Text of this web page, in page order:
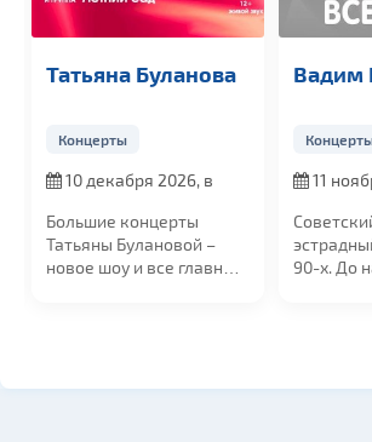
Татьяна Буланова
Концерты
10 декабря 2026, в
Большие концерты
Татьяны Булановой –
новое шоу и все главные
Вадим
11
90-х. До